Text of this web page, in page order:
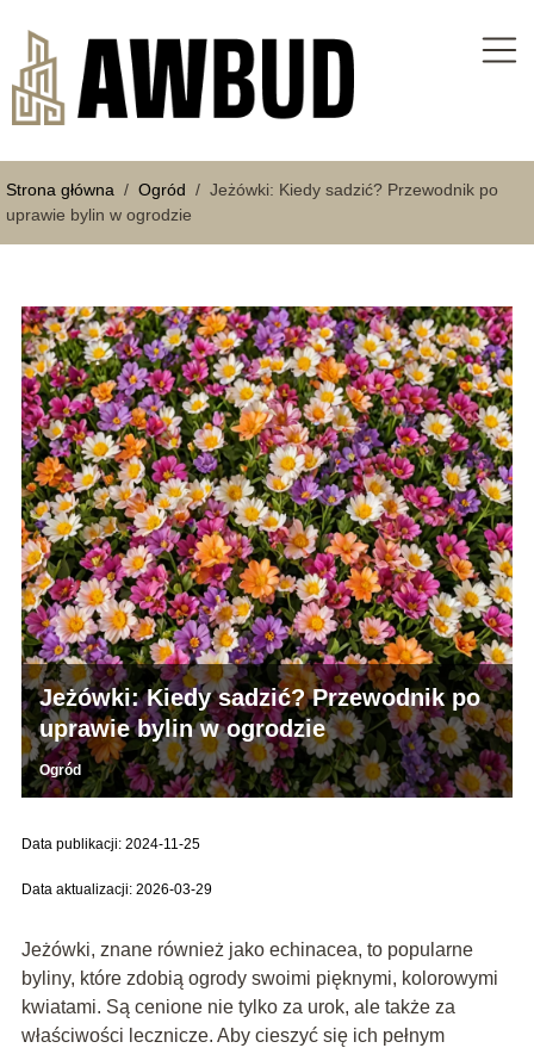
Strona główna / Ogród / Jeżówki: Kiedy sadzić? Przewodnik po
uprawie bylin w ogrodzie
Jeżówki: Kiedy sadzić? Przewodnik po
uprawie bylin w ogrodzie
Ogród
Data publikacji: 2024-11-25
Data aktualizacji: 2026-03-29
Jeżówki, znane również jako echinacea, to popularne
byliny, które zdobią ogrody swoimi pięknymi, kolorowymi
kwiatami. Są cenione nie tylko za urok, ale także za
właściwości lecznicze. Aby cieszyć się ich pełnym